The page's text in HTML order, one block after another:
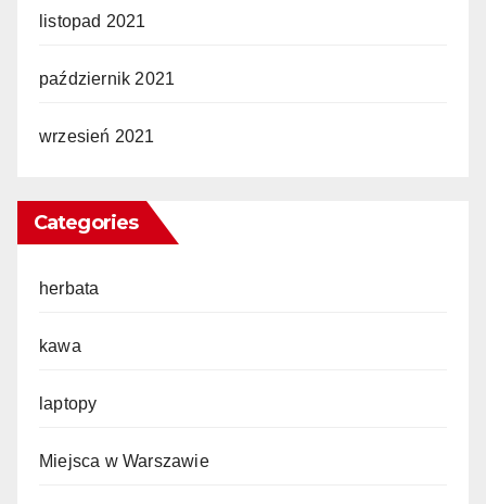
listopad 2021
październik 2021
wrzesień 2021
Categories
herbata
kawa
laptopy
Miejsca w Warszawie